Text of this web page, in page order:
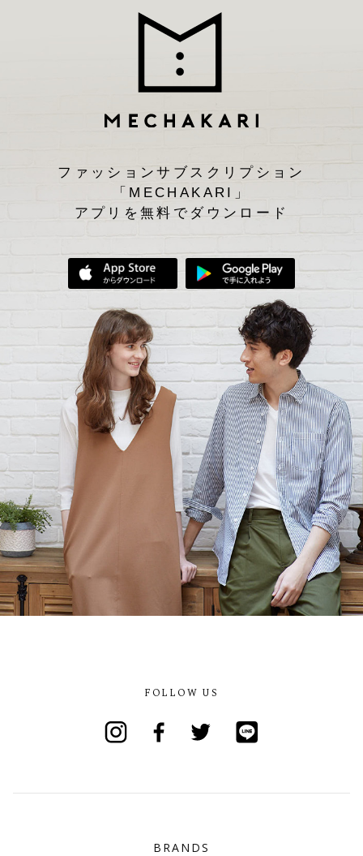
ファッションサブスクリプション
「MECHAKARI」
アプリを無料でダウンロード
App Storeからダウンロード
FOLLOW US
BRANDS